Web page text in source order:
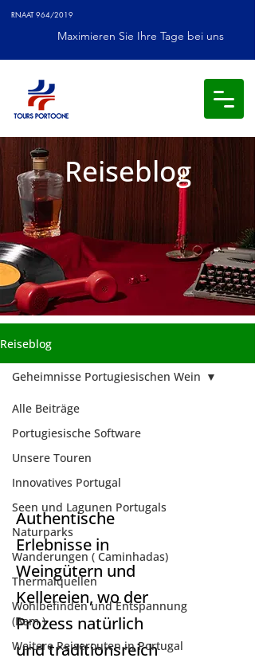
RNAAT 964/2019
Maximieren Sie Ihre Tage bei uns
Reiseblog
Reiseblog
Alle Beiträge
Portugiesische Software
Unsere Touren
Innovatives Portugal
Seen und Lagunen Portugals
Naturparks
Wanderungen ( Caminhadas)
Thermalquellen
Wohlbefinden und Entspannung
(Bem )
Weitere Reiserouten in Portugal
Geheimnisse Portugiesischen Wein
Geheimnisse
Portugiesischen
Wein
Authentische
Erlebnisse in
Weingütern und
Kellereien, wo der
Prozess natürlich
und traditionsreich